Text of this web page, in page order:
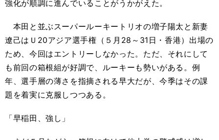
強化が順調に進んでいることがうかがえた。
本田と並ぶスーパールーキートリオの増子陽太と新妻
遼己はＵ 20アジア選手権（５月 28 ～ 31 日・香港）出場の
ため、今回はエントリーしなかった。ただ、それにして
も前回の箱根組が好調で、ルーキーも勢いがある。例
年、選手層の薄さを指摘される早大だが、今季はその課
題を着実に克服しつつある。
「早稲田、強し」